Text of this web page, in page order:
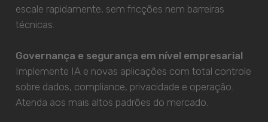
escale rapidamente, sem fricções nem barreiras
técnicas.
Governança e segurança em nível empresarial
Implemente IA e novas aplicações com total controle
sobre dados, compliance, privacidade e operação.
Atenda aos mais altos padrões do mercado.